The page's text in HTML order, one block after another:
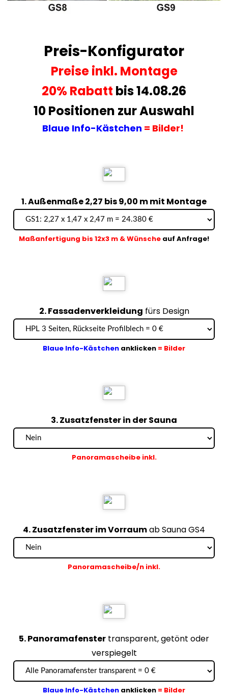
Preis-Konfigurator
Preiseinkl. Montage
20% Rabatt bis 14.08.26
10 Positionen zur Auswahl
Blaue Info-Kästchen = Bilder!
1. Außenmaße 2,27 bis 9,00 m mit Montage
Maßanfertigung bis 12x3 m & Wünsche auf Anfrage!
2. Fassadenverkleidung fürs Design
Blaue Info-Kästchen anklicken = Bilder
3. Zusatzfenster in der Sauna
Panoramascheibe inkl.
4. Zusatzfenster im Vorraumab Sauna GS4
Panoramascheibe/n inkl.
5. Panoramafenster transparent, getönt oder
verspiegelt
Blaue Info-Kästchen anklicken = Bilder